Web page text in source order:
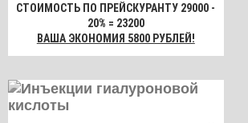
СТОИМОСТЬ ПО ПРЕЙСКУРАНТУ 29000 -
20% = 23200
ВАША ЭКОНОМИЯ 5800 РУБЛЕЙ!